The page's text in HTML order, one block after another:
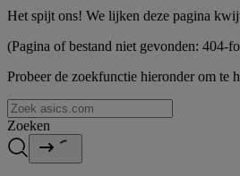
Het spijt ons! We lijken deze pagina
(Pagina of bestand niet gevonden: 404-
Probeer de zoekfunctie hieronder om te
Zoeken